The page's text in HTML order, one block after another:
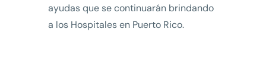
ayudas que se continuarán brindando
a los Hospitales en Puerto Rico.